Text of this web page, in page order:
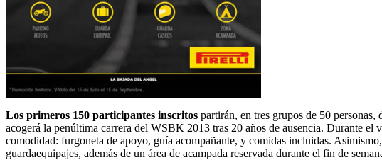
Los primeros 150 participantes inscritos partirán, en tres grupos de 50
acogerá la penúltima carrera del WSBK 2013 tras 20 años de ausencia. Durante el
comodidad: furgoneta de apoyo, guía acompañante, y comidas incluidas.
guardaequipajes, además de un área de acampada reservada durante el fin de